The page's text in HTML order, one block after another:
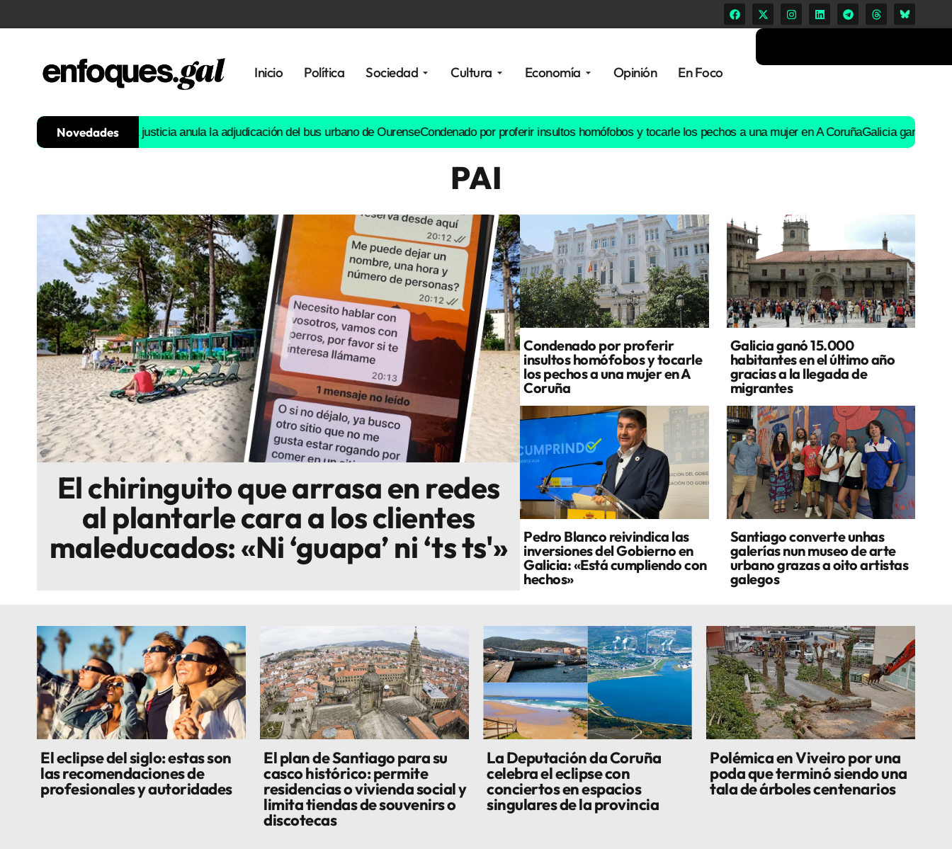
Inicio Política Sociedad Cultura Economía Opinión En Foco
Gastronomía
Escenarios
Sostenibilidad
Innova
Novedades
ni ‘ts ts'»La justicia anula la adjudicación del bus urbano de OurenseCondenado por proferir insultos homófobos y tocarle los pechos a una mujer en A CoruñaGalicia ganó 15.000
PAI
El chiringuito que arrasa en redes
al plantarle cara a los clientes
maleducados: «Ni ‘guapa’ ni ‘ts ts'»
Condenado por proferir
insultos homófobos y tocarle
los pechos a una mujer en A
Coruña
Galicia ganó 15.000
habitantes en el último año
gracias a la llegada de
migrantes
Pedro Blanco reivindica las
inversiones del Gobierno en
Galicia: «Está cumpliendo con
hechos»
Santiago converte unhas
galerías nun museo de arte
urbano grazas a oito artistas
galegos
El eclipse del siglo: estas son
las recomendaciones de
profesionales y autoridades
El plan de Santiago para su
casco histórico: permite
residencias o vivienda social y
limita tiendas de souvenirs o
discotecas
La Deputación da Coruña
celebra el eclipse con
conciertos en espacios
singulares de la provincia
Polémica en Viveiro por una
poda que terminó siendo una
tala de árboles centenarios